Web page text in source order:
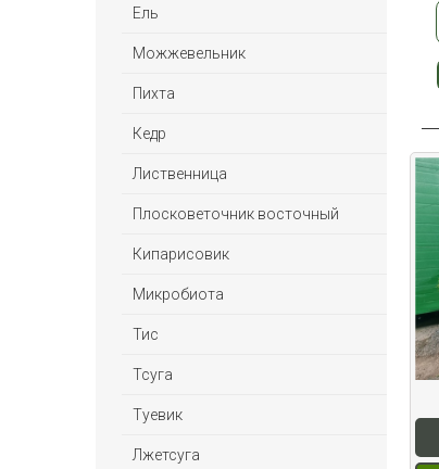
Ель
Можжевельник
Пихта
Кедр
Лиственница
Плосковеточник восточный
Кипарисовик
Микробиота
Тис
Тсуга
Туевик
Лжетсуга